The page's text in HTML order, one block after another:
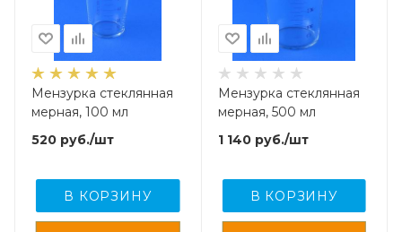
Мензурка стеклянная
мерная, 100 мл
520 руб./шт
В КОРЗИНУ
Мензурка стеклянная
мерная, 500 мл
1 140руб./шт
В КОРЗИНУ